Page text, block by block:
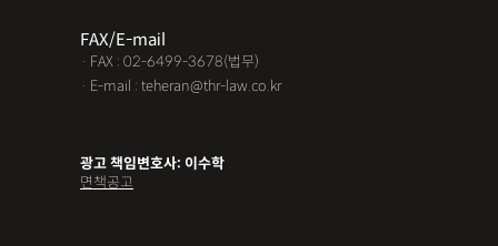
FAX/E-mail
· FAX : 02-6499-3678(법무)
· E-mail : teheran@thr-law.co.kr
광고 책임변호사: 이수학
면책공고